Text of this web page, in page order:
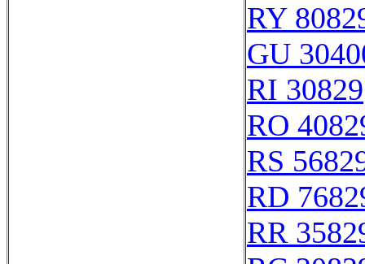
RY
GU
RI 30829
RO
RS
RD
RR